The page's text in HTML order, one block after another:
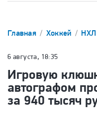
Главная Хоккей НХЛ
6 августа, 18:35
Игровую
автографом
за 940 тысяч